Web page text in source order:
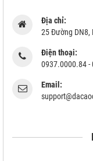
Địa chỉ:
25 Đường DN8,
Điện thoại:
0937.0000.84 -
Email: